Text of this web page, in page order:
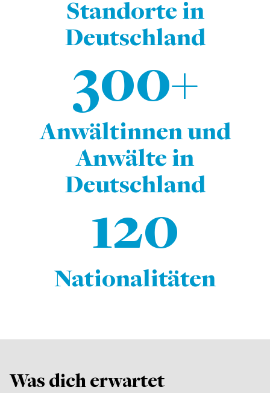
Standorte in
Deutschland
300+
Anwältinnen und
Anwälte in
Deutschland
120
Nationalitäten
Was dich erwartet